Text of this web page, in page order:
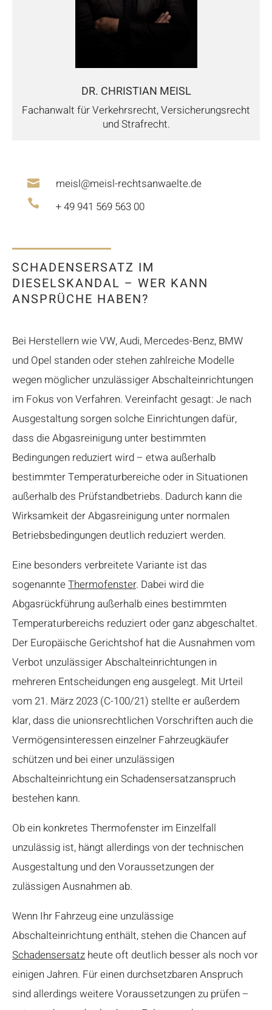
DR. CHRISTIAN MEISL
Fachanwalt für Verkehrsrecht, Versicherungsrecht
und Strafrecht.
 meisl@meisl-rechtsanwaelte.de
 + 49 941 569 563 00
SCHADENSERSATZ IM
DIESELSKANDAL – WER KANN
ANSPRÜCHE HABEN?
Bei Herstellern wie VW, Audi, Mercedes-Benz, BMW
und Opel standen oder stehen zahlreiche Modelle
wegen möglicher unzulässiger Abschalteinrichtungen
im Fokus von Verfahren. Vereinfacht gesagt: Je nach
Ausgestaltung sorgen solche Einrichtungen dafür,
dass die Abgasreinigung unter bestimmten
Bedingungen reduziert wird – etwa außerhalb
bestimmter Temperaturbereiche oder in Situationen
außerhalb des Prüfstandbetriebs. Dadurch kann die
Wirksamkeit der Abgasreinigung unter normalen
Betriebsbedingungen deutlich reduziert werden.
Eine besonders verbreitete Variante ist das
sogenannteThermofenster. Dabei wird die
Abgasrückführung außerhalb eines bestimmten
Temperaturbereichs reduziert oder ganz abgeschaltet.
Der Europäische Gerichtshof hat die Ausnahmen vom
Verbot unzulässiger Abschalteinrichtungen in
mehreren Entscheidungen eng ausgelegt. Mit Urteil
vom 21. März 2023 (C-100/21) stellte er außerdem
klar, dass die unionsrechtlichen Vorschriften auch die
Vermögensinteressen einzelner Fahrzeugkäufer
schützen und bei einer unzulässigen
Abschalteinrichtung ein Schadensersatzanspruch
bestehen kann.
Ob ein konkretes Thermofenster im Einzelfall
unzulässig ist, hängt allerdings von der technischen
Ausgestaltung und den Voraussetzungen der
zulässigen Ausnahmen ab.
Wenn Ihr Fahrzeug eine unzulässige
Abschalteinrichtung enthält, stehen die Chancen auf
Schadensersatz heute oft deutlich besser als noch vor
einigen Jahren. Für einen durchsetzbaren Anspruch
sind allerdings weitere Voraussetzungen zu prüfen –